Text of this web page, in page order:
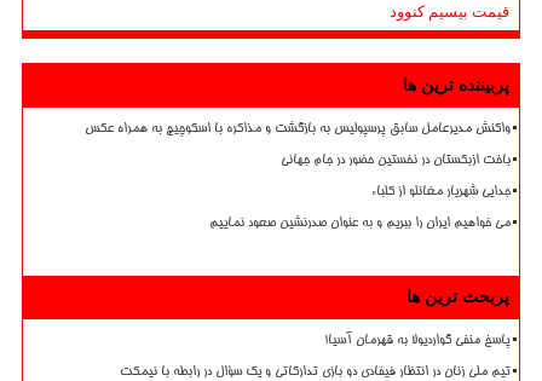
قیمت بیسیم کنوود
پربیننده ترین ها
واکنش مدیرعامل سابق پرسپولیس به بازگشت و مذاکره با اسکوچیچ به همراه عکس
باخت ازبکستان در نخستین حضور در جام جهانی
جدایی شهریار مغانلو از کلباء
می خواهیم ایران را ببریم و به عنوان صدرنشین صعود نماییم
پربحث ترین ها
پاسخ منفی گواردیولا به قهرمان آسیا!
تیم ملی زنان در انتظار فیفادی دو بازی تدارکاتی و یک سؤال در رابطه با نیمکت